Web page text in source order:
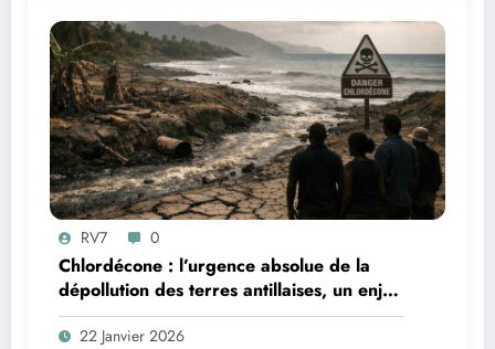
RV7 0
Chlordécone : l’urgence absolue de la
dépollution des terres antillaises, un enjeu
sanitaire, environnemental et
démocratique
22 Janvier 2026